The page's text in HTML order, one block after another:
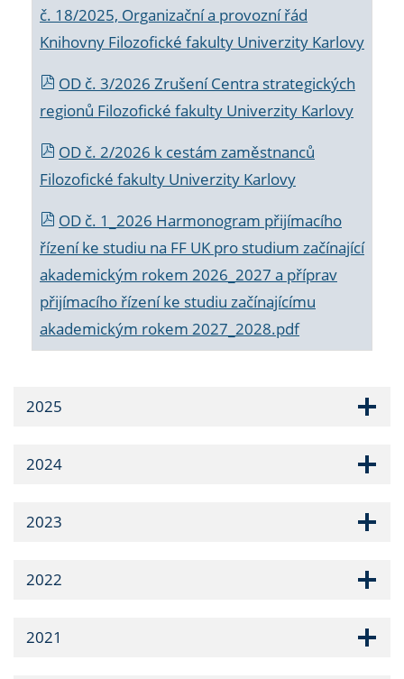
č. 18/2025, Organizační a provozní řád
Knihovny Filozofické fakulty Univerzity Karlovy
OD č. 3/2026 Zrušení Centra strategických
regionů Filozofické fakulty Univerzity Karlovy
OD č. 2/2026 k cestám zaměstnanců
Filozofické fakulty Univerzity Karlovy
OD č. 1_2026 Harmonogram přijímacího
řízení ke studiu na FF UK pro studium začínající
akademickým rokem 2026_2027 a příprav
přijímacího řízení ke studiu začínajícímu
akademickým rokem 2027_2028.pdf
2025
2024
2023
2022
2021